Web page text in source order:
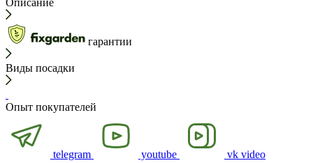
гарантии
Виды посадки
Опыт покупателей
telegram youtube vk video